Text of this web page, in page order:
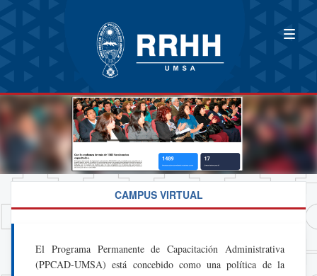
CAMPUS VIRTUAL
El Programa Permanente de Capacitación Administrativa
(PPCAD-UMSA) está concebido como una política de la